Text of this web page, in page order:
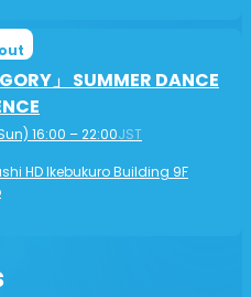
」 SUMMER DANCE
16:00 – 22:00JST
HD Ikebukuro Building 9F